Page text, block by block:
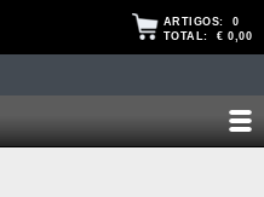
ARTIGOS: 0
TOTAL: € 0,00